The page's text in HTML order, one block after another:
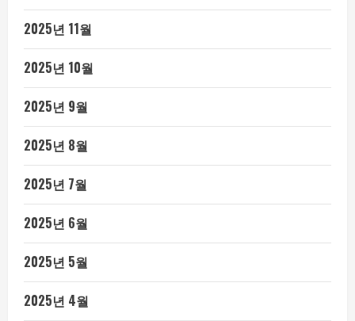
2025년 11월
2025년 10월
2025년 9월
2025년 8월
2025년 7월
2025년 6월
2025년 5월
2025년 4월